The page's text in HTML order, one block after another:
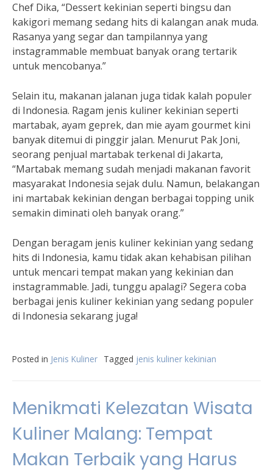
Chef Dika, “Dessert kekinian seperti bingsu dan
kakigori memang sedang hits di kalangan anak muda.
Rasanya yang segar dan tampilannya yang
instagrammable membuat banyak orang tertarik
untuk mencobanya.”
Selain itu, makanan jalanan juga tidak kalah populer
di Indonesia. Ragam jenis kuliner kekinian seperti
martabak, ayam geprek, dan mie ayam gourmet kini
banyak ditemui di pinggir jalan. Menurut Pak Joni,
seorang penjual martabak terkenal di Jakarta,
“Martabak memang sudah menjadi makanan favorit
masyarakat Indonesia sejak dulu. Namun, belakangan
ini martabak kekinian dengan berbagai topping unik
semakin diminati oleh banyak orang.”
Dengan beragam jenis kuliner kekinian yang sedang
hits di Indonesia, kamu tidak akan kehabisan pilihan
untuk mencari tempat makan yang kekinian dan
instagrammable. Jadi, tunggu apalagi? Segera coba
berbagai jenis kuliner kekinian yang sedang populer
di Indonesia sekarang juga!
Posted in Jenis Kuliner Tagged jenis kuliner kekinian
Menikmati Kelezatan Wisata
Kuliner Malang: Tempat
Makan Terbaik yang Harus